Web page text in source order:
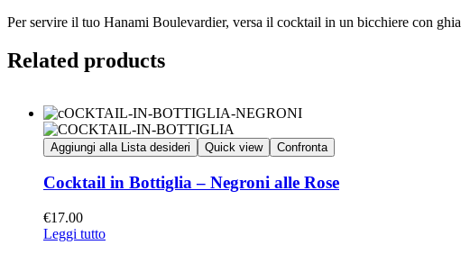
Per servire il tuo Hanami Boulevardier, versa il cocktail in un bicchiere con
Related products
Aggiungi alla Lista desideri Quick view Confronta
Cocktail in Bottiglia – Negroni alle Rose
€17.00
Leggi tutto